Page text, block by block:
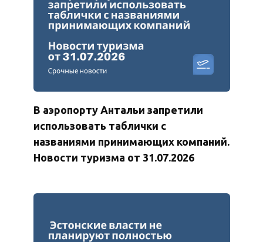
В аэропорту Антальи запретили
использовать таблички с
названиями принимающих компаний.
Новости туризма от 31.07.2026